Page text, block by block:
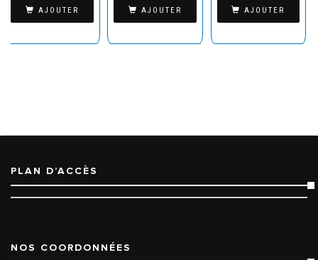
AJOUTER AJOUTER AJOUTER
PLAN D’ACCÈS
NOS COORDONNÉES